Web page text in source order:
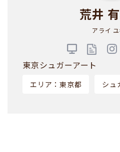
荒井
アライ
東京シュガーアート
エリア：東京都 シュ